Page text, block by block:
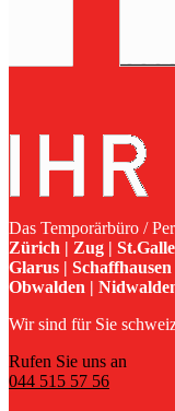
Das Temporärbüro /
Zürich | Zug |
Glarus |
Obwalden |
Wir sind für Sie
Rufen Sie uns an
044 515 57 56